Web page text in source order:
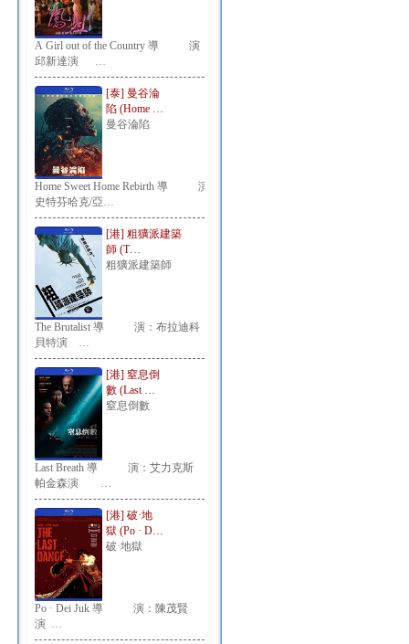
A Girl out of the Country 導 演：
邱新達演 …
[泰] 曼谷淪
陷 (Home …
曼谷淪陷
Home Sweet Home Rebirth 導 演：
史特芬哈克/亞…
[港] 粗獷派建築
師 (T…
粗獷派建築師
The Brutalist 導 演：布拉迪科
貝特演 …
[港] 窒息倒
數 (Last …
窒息倒數
Last Breath 導 演：艾力克斯
帕金森演 …
[港] 破·地
獄 (Po · D…
破·地獄
Po · Dei Juk 導 演：陳茂賢
演 …